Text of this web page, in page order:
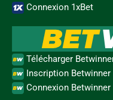
Connexion 1xBet
Télécharger
Inscription Betwinner
Connexion Betwinner